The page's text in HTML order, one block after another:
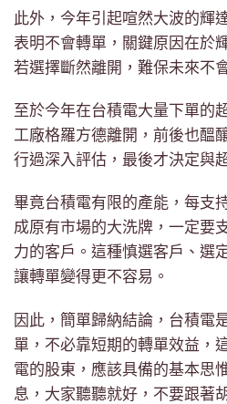
此外，今年引起喧然大波的輝
表明不會轉單，關鍵原因在於
若選擇斷然離開，難保未來不
至於今年在台積電大量下單的
工廠格羅方德離開，前後也醞
行過深入評估，最後才決定與
畢竟台積電有限的產能，每支
成原有市場的大洗牌，一定要
力的客戶。這種慎選客戶、選
讓轉單變得更不容易。
因此，簡單歸納結論，台積電
單，不必靠短期的轉單效益，
電的股東，應該具備的基本思
息，大家聽聽就好，不要跟著